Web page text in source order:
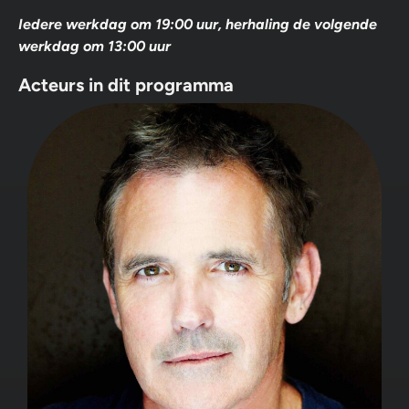
Iedere werkdag om 19:00 uur, herhaling de volgende
werkdag om 13:00 uur
Acteurs in dit programma